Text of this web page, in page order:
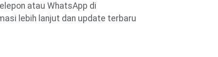
atau WhatsApp di
lebih lanjut dan update terbaru